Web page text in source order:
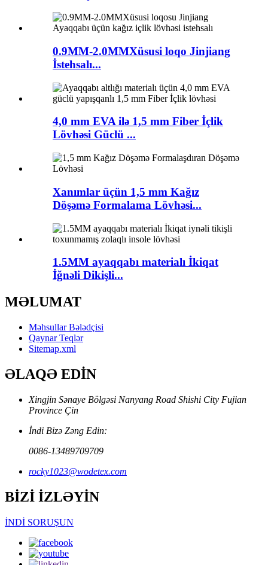
0.9MM-2.0MMXüsusi loqo Jinjiang
İstehsalı...
4,0 mm EVA ilə 1,5 mm Fiber İçlik
Lövhəsi Güclü ...
Xanımlar üçün 1,5 mm Kağız
Döşəmə Formalama Lövhəsi...
1.5MM ayaqqabı materialı İkiqat
İğnəli Dikişli...
MƏLUMAT
Məhsullar Bələdçisi
Qaynar Teqlər
Sitemap.xml
ƏLAQƏ EDİN
Xingjin Sənaye Bölgəsi Nanyang Road Shishi City Fujian
Province Çin
İndi Bizə Zəng Edin:
0086-13489709709
rocky1023@wodetex.com
BİZİ İZLƏYİN
İNDİ SORUŞUN